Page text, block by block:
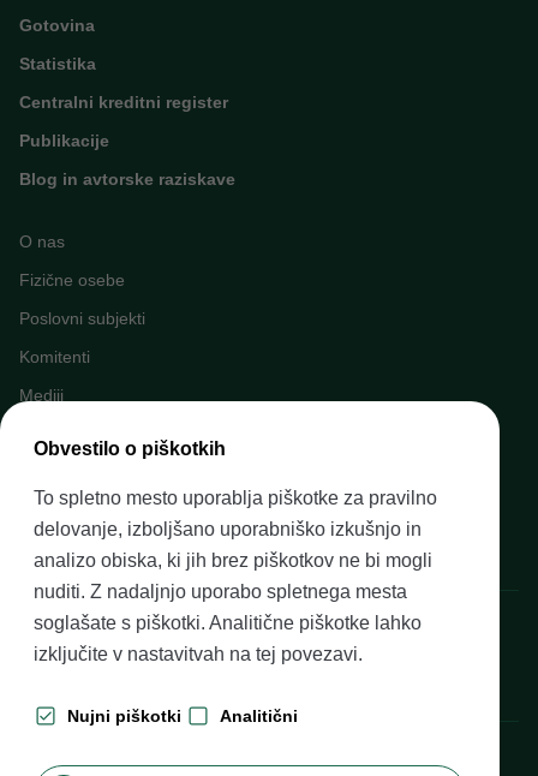
Gotovina
Statistika
Centralni kreditni register
Publikacije
Blog in avtorske raziskave
O nas
Fizične osebe
Poslovni subjekti
Komitenti
Mediji
Finančno opismenjevanje
Pravni okvir
Banka Slovenije, Slovenska cesta 35, 1505 Ljubljana
Obvestilo o piškotkih
To spletno mesto uporablja piškotke za pravilno
delovanje, izboljšano uporabniško izkušnjo in
analizo obiska, ki jih brez piškotkov ne bi mogli
nuditi. Z nadaljnjo uporabo spletnega mesta
soglašate s piškotki. Analitične piškotke lahko
izključite v nastavitvah na tej povezavi.
Nujni piškotki Analitični